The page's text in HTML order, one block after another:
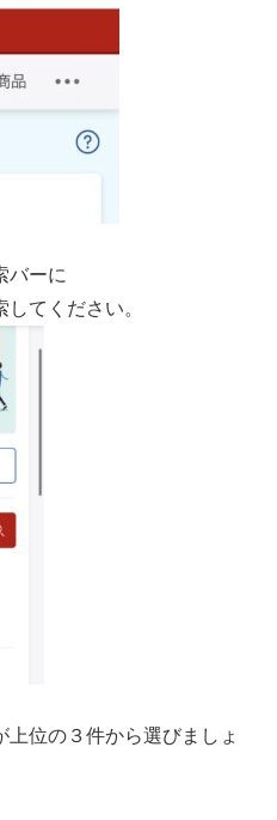
バーに
してください。
位の３件から選びましょ